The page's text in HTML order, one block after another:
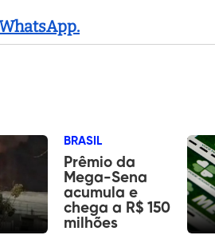
BRASIL
Prêmio da
Mega-Sena
acumula e
chega a R$ 150
milhões